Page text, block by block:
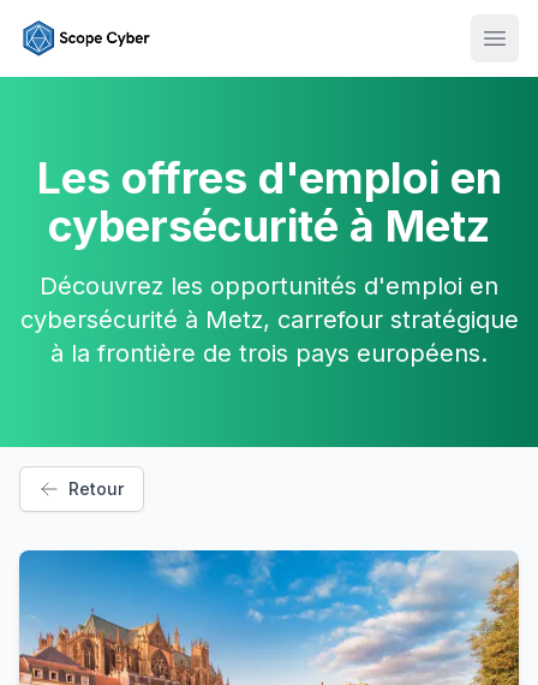
Les offres d'emploi en
cybersécurité à Metz
Découvrez les opportunités d'emploi en
cybersécurité à Metz, carrefour stratégique
à la frontière de trois pays européens.
Retour